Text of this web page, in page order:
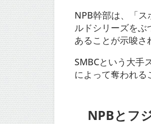
NPB幹部は、「
ルドシリーズを
あることが示唆さ
SMBCという大手
によって奪われる
NPBとフ